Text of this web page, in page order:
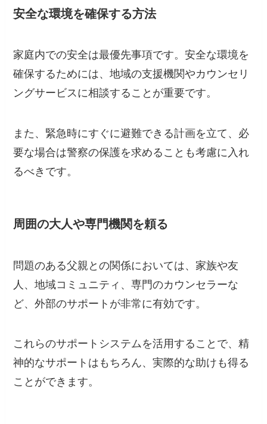
安全な環境を確保する方法
家庭内での安全は最優先事項です。安全な環境を
確保するためには、地域の支援機関やカウンセリ
ングサービスに相談することが重要です。
また、緊急時にすぐに避難できる計画を立て、必
要な場合は警察の保護を求めることも考慮に入れ
るべきです。
周囲の大人や専門機関を頼る
問題のある父親との関係においては、家族や友
人、地域コミュニティ、専門のカウンセラーな
ど、外部のサポートが非常に有効です。
これらのサポートシステムを活用することで、精
神的なサポートはもちろん、実際的な助けも得る
ことができます。